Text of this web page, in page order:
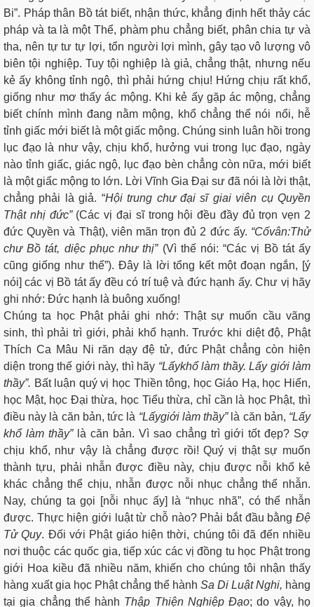
Bi”. Pháp thân Bồ tát biết, nhận thức, khẳng định hết thảy các
pháp và ta là một Thể, phàm phu chẳng biết, phân chia tự và
tha, nên tự tư tự lợi, tổn người lợi mình, gây tạo vô lượng vô
biên tội nghiệp. Tuy tội nghiệp là giả, chẳng thật, nhưng nếu
kẻ ấy không tỉnh ngộ, thì phải hứng chịu! Hứng chịu rất khổ,
giống như mơ thấy ác mộng. Khi kẻ ấy gặp ác mộng, chẳng
biết chính mình đang nằm mộng, khổ chẳng thể nói nổi, hễ
tỉnh giấc mới biết là một giấc mộng. Chúng sinh luân hồi trong
lục đạo là như vậy, chịu khổ, hưởng vui trong lục đạo, ngày
nào tỉnh giấc, giác ngộ, lục đạo bèn chẳng còn nữa, mới biết
là một giấc mộng to lớn. Lời Vĩnh Gia Đại sư đã nói là lời thật,
chẳng phải là giả. “Hội trung chư đại sĩ giai viên cụ Quyền
Thật nhị đức” (Các vị đại sĩ trong hội đều đầy đủ trọn vẹn 2
đức Quyền và Thật), viên mãn trọn đủ 2 đức ấy. “Cốvân:Thử
chư Bồ tát, diệc phục như thị” (Vì thế nói: “Các vị Bồ tát ấy
cũng giống như thế”). Đây là lời tổng kết một đoạn ngắn, [ý
nói] các vị Bồ tát ấy đều có trí tuệ và đức hạnh ấy. Chư vị hãy
ghi nhớ: Đức hạnh là buông xuống!
Chúng ta học Phật phải ghi nhớ: Thật sự muốn cầu vãng
sinh, thì phải trì giới, phải khổ hạnh. Trước khi diệt độ, Phật
Thích Ca Mâu Ni răn dạy đệ tử, đức Phật chẳng còn hiện
diện trong thế giới này, thì hãy “Lấykhổ làm thầy. Lấy giới làm
thầy”. Bất luận quý vị học Thiền tông, học Giáo Hạ, học Hiển,
học Mật, học Đại thừa, học Tiểu thừa, chỉ cần là học Phật, thì
điều này là căn bản, tức là “Lấygiới làm thầy” là căn bản, “Lấy
khổ làm thầy” là căn bản. Vì sao chẳng trì giới tốt đẹp? Sợ
chịu khổ, như vậy là chẳng được rồi! Quý vị thật sự muốn
thành tựu, phải nhẫn được điều này, chịu được nỗi khổ kẻ
khác chẳng thể chịu, nhẫn được nỗi nhục chẳng thể nhẫn.
Nay, chúng ta gọi [nỗi nhục ấy] là “nhục nhã”, có thể nhẫn
được. Thực hiện giới luật từ chỗ nào? Phải bắt đầu bằng Đệ
Tử Quy. Đối với Phật giáo hiện thời, chúng tôi đã đến nhiều
nơi thuộc các quốc gia, tiếp xúc các vị đồng tu học Phật trong
giới Hoa kiều đã nhiều năm, khiến cho chúng tôi nhận thấy
hàng xuất gia học Phật chẳng thể hành Sa Di Luật Nghi, hàng
tại gia chẳng thể hành Thập Thiện Nghiệp Đạo; do vậy, họ